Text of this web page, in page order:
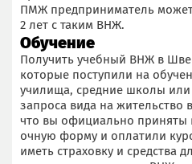
ПМЖ предприниматель
2 лет с таким ВНЖ.
Обучение
Получить учебный ВНЖ в
которые поступили на
училища, средние школы или
запроса вида на жительство
что вы официально приняты
очную форму и оплатили
иметь страховку и средства